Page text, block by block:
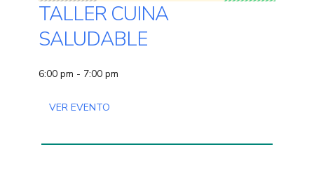
TALLER CUINA
SALUDABLE
6:00 pm - 7:00 pm
VER EVENTO